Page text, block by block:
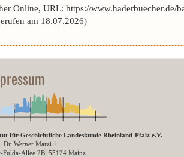
Online, URL: https://
am 18.07.2026)
für Geschichtliche Landeskunde Rheinland-Pfalz e.V.
Dr. Werner Marzi †
Fulda-Allee 2B, 55124 Mainz